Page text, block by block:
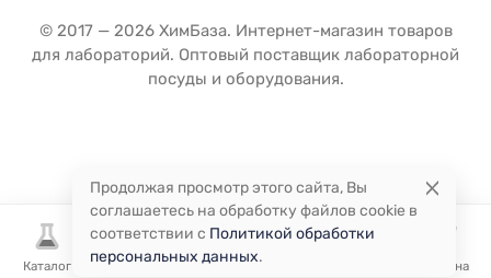
Каталог Избранное Корзина
© 2017 — 2026 ХимБаза. Интернет-магазин товаров
для лабораторий. Оптовый поставщик лабораторной
посуды и оборудования.
Продолжая просмотр этого сайта, Вы
соглашаетесь на обработку файлов cookie в
соответствии с Политикой обработки
персональных данных.